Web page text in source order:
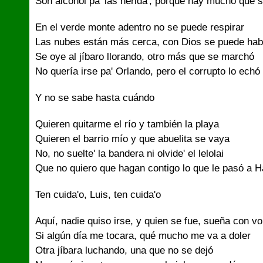
En el verde monte adentro no se puede respirar
Las nubes están más cerca, con Dios se puede
Se oye al jíbaro llorando, otro más que se marchó
No quería irse pa' Orlando, pero el corrupto lo echó
Y no se sabe hasta cuándo
Quieren quitarme el río y también la playa
Quieren el barrio mío y que abuelita se vaya
No, no suelte' la bandera ni olvide' el lelolai
Que no quiero que hagan contigo lo que le pasó a
Ten cuida'o, Luis, ten cuida'o
Aquí, nadie quiso irse, y quien se fue, sueña con
Si algún día me tocara, qué mucho me va a doler
Otra jíbara luchando, una que no se dejó